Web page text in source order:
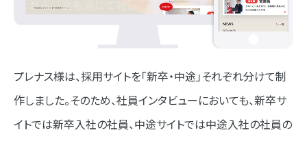
プレナス様は、採用サイトを「新卒・中途」それぞれ分けて制
作しました。そのため、社員インタビューにおいても、新卒サ
イトでは新卒入社の社員、中途サイトでは中途入社の社員の